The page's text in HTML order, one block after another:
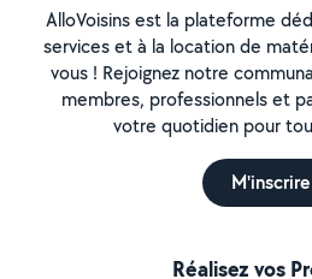
AlloVoisins est la plateforme
services et à la location de
vous ! Rejoignez notre
membres, professionnels et
votre quotidien pour
M'inscrire
Réalisez vos